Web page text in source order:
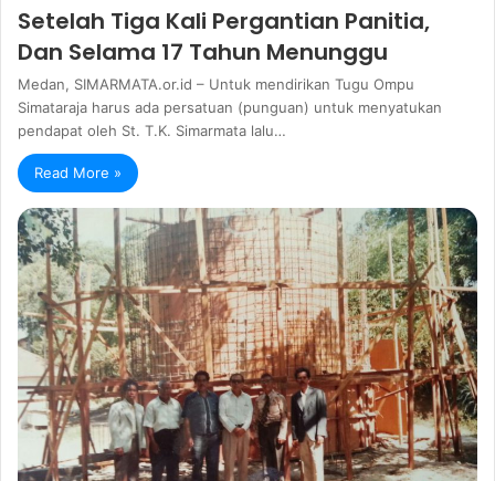
Setelah Tiga Kali Pergantian Panitia,
Dan Selama 17 Tahun Menunggu
Medan, SIMARMATA.or.id – Untuk mendirikan Tugu Ompu
Simataraja harus ada persatuan (punguan) untuk menyatukan
pendapat oleh St. T.K. Simarmata lalu…
Read More »